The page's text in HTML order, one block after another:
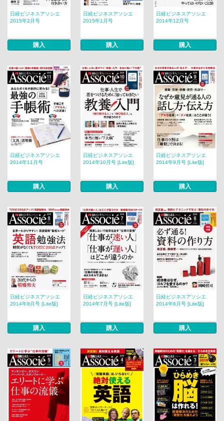
日経ビジネスアソシエ
2015年2月号
購入
日経ビジネスアソシエ
2015年1月号
購入
日経ビジネスアソシエ
2014年12月号
購入
日経ビジネスアソシエ
2014年11月号
購入
日経ビジネスアソシエ
2014年10月号 [Lite版]
購入
日経ビジネスアソシエ
2014年9月号 [Lite版]
購入
日経ビジネスアソシエ
2014年8月号 [Lite版]
購入
日経ビジネスアソシエ
2014年7月号 [Lite版]
購入
日経ビジネスアソシエ
2014年6月号 [Lite版]
購入